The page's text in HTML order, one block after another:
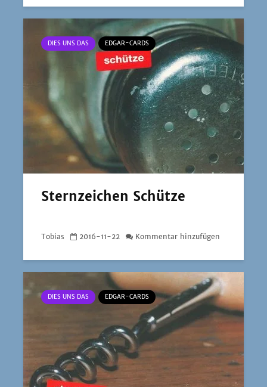
DIES UNS DAS EDGAR-CARDS
Sternzeichen Schütze
Tobias 2016-11-22 Kommentar hinzufügen
DIES UNS DAS EDGAR-CARDS